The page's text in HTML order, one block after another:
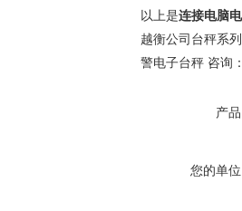
以上是连接电脑
越衡公司台秤系
警电子台秤 咨询
产
您的单